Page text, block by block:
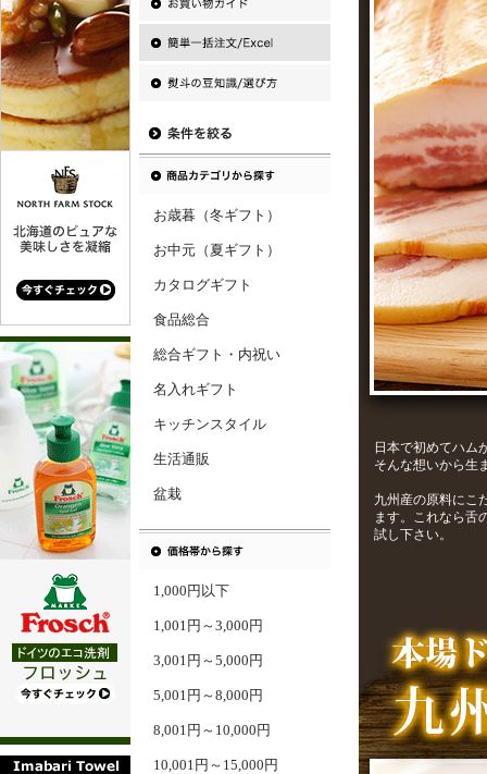
お歳暮（冬ギフト）
お中元（夏ギフト）
カタログギフト
食品総合
総合ギフト・内祝い
名入れギフト
キッチンスタイル
生活通販
盆栽
1,000円以下
1,001円～3,000円
3,001円～5,000円
5,001円～8,000円
8,001円～10,000円
10,001円～15,000円
日本で初めてハム
そんな想いから生
九州産の原料にこ
ます。これなら舌
試し下さい。